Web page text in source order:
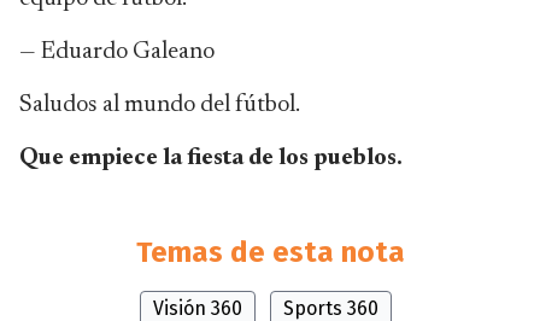
— Eduardo Galeano
Saludos al mundo del fútbol.
Que empiece la fiesta de los pueblos.
Temas de esta nota
Visión 360
Sports 360